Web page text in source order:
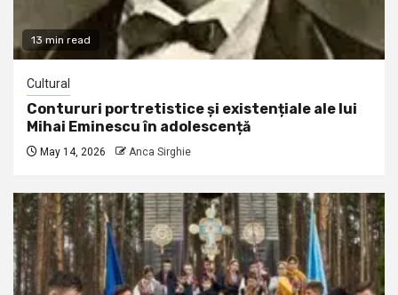
13 min read
Cultural
Contururi portretistice și existențiale ale lui
Mihai Eminescu în adolescență
May 14, 2026 Anca Sirghie